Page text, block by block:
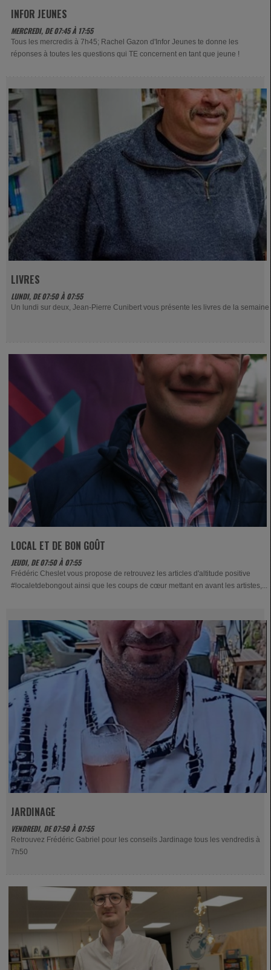
INFOR JEUNES
MERCREDI, DE 07:45 À 17:55
Tous les mercredis à 7h45; Rachel Gazon d'Infor Jeunes te donne les
réponses à toutes les questions qui TE concernent en tant que jeune !
LIVRES
LUNDI, DE 07:50 À 07:55
Un lundi sur deux, Jean-Pierre Cunibert vous présente les livres de la semaine
LOCAL ET DE BON GOÛT
JEUDI, DE 07:50 À 07:55
Frédéric Cheslet vous propose de retrouvez les articles d'altitude positive
#localetdebongout ainsi que les coups de cœur mettant en avant les artistes,...
JARDINAGE
VENDREDI, DE 07:50 À 07:55
Retrouvez Frédéric Gabriel pour les conseils Jardinage tous les vendredis à
7h50